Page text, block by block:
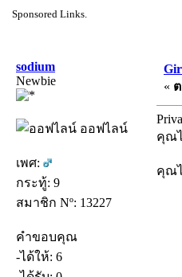
Sponsored Links.
sodium
Newbie
ออฟไลน์
เพศ:
กระทู้: 9
สมาชิก Nº: 13227
คำขอบคุณ
-ได้ให้: 6
«
คุณ
คุณ